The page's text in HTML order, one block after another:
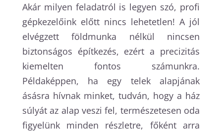
Akár milyen feladatról is legyen szó, profi
gépkezelőink előtt nincs lehetetlen! A jól
elvégzett földmunka nélkül nincsen
biztonságos építkezés, ezért a precizitás
kiemelten fontos számunkra.
Példaképpen, ha egy telek alapjának
ásásra hívnak minket, tudván, hogy a ház
súlyát az alap veszi fel, természetesen oda
figyelünk minden részletre, főként arra